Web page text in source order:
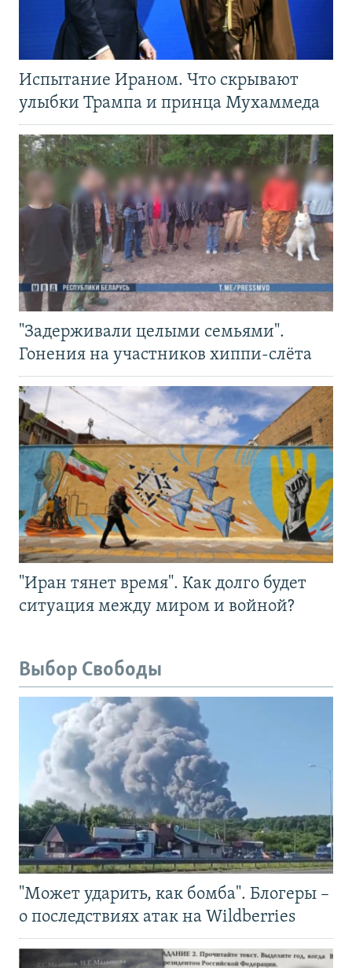
Испытание Ираном. Что скрывают
улыбки Трампа и принца Мухаммеда
"Задерживали целыми семьями".
Гонения на участников хиппи-слёта
"Иран тянет время". Как долго будет
ситуация между миром и войной?
Выбор Свободы
"Может ударить, как бомба". Блогеры –
о последствиях атак на Wildberries